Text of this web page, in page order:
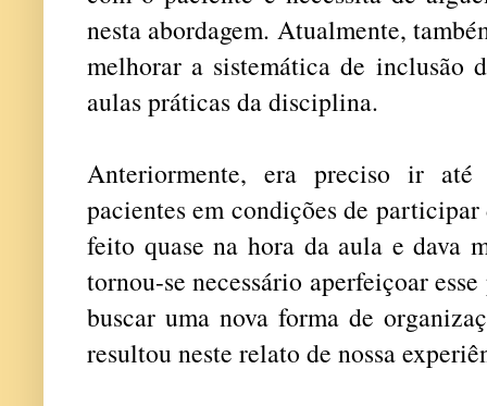
nesta abordagem. Atualmente,
melhorar a sistemática de inclusão
aulas práticas da disciplina.
Anteriormente, era preciso ir
pacientes em condições de
feito quase na hora da aula e dava
tornou-se necessário aperfeiçoar
buscar uma nova forma de
resultou neste relato de nossa